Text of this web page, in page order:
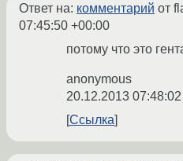
Ответ на: комментарий от
07:45:50 +00:00
потому что это
anonymous
20.12.2013
Ссылка